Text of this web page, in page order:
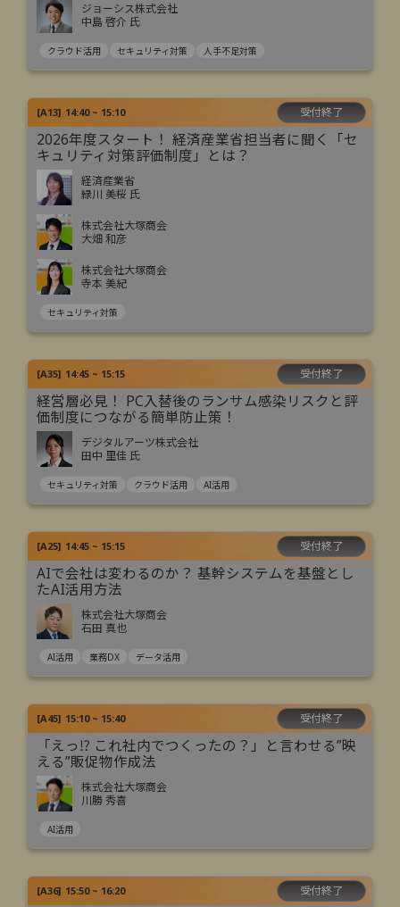
ジョーシス株式会社
中島 啓介 氏
クラウド活用 セキュリティ対策 人手不足対策
[A13] 14:40 ~ 15:10 受付終了
2026年度スタート！ 経済産業省担当者に聞く「セ
キュリティ対策評価制度」とは？
経済産業省
緑川 美桜 氏
株式会社大塚商会
大畑 和彦
株式会社大塚商会
寺本 美紀
セキュリティ対策
[A35] 14:45 ~ 15:15 受付終了
経営層必見！ PC入替後のランサム感染リスクと評
価制度につながる簡単防止策！
デジタルアーツ株式会社
田中 里佳 氏
セキュリティ対策 クラウド活用 AI活用
[A25] 14:45 ~ 15:15 受付終了
AIで会社は変わるのか？ 基幹システムを基盤とし
たAI活用方法
株式会社大塚商会
石田 真也
AI活用 業務DX データ活用
[A45] 15:10 ~ 15:40 受付終了
「えっ⁉ これ社内でつくったの？」と言わせる”映
える”販促物作成法
株式会社大塚商会
川勝 秀喜
AI活用
[A36] 15:50 ~ 16:20 受付終了